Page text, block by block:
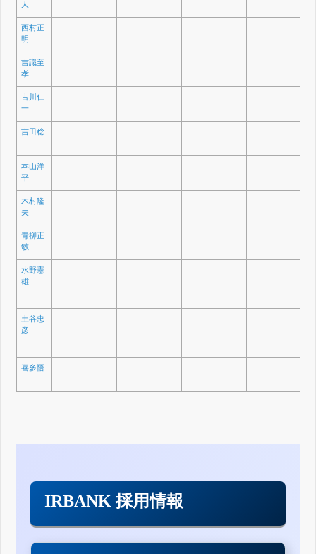
人
西村正
明
吉識至
孝
古川仁
一
吉田稔
本山洋
平
木村隆
夫
青柳正
敏
水野憲
雄
土谷忠
彦
喜多悟
IRBANK 採用情報